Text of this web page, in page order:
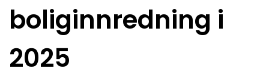
boliginnredning i
2025